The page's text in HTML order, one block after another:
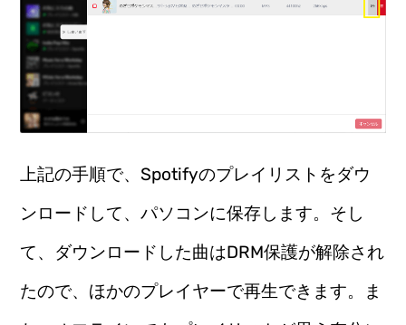
上記の手順で、Spotifyのプレイリストをダウ
ンロードして、パソコンに保存します。そし
て、ダウンロードした曲はDRM保護が解除され
たので、ほかのプレイヤーで再生できます。ま